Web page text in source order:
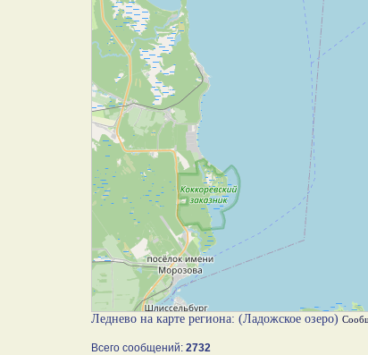
Леднево на карте региона: (Ладожское озеро)
Всего сообщений: 2732